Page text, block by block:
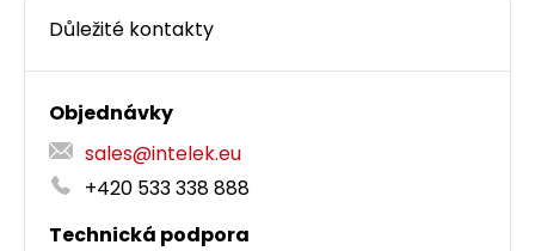
Důležité kontakty
Objednávky
sales@intelek.eu
+420 533 338 888
Technická podpora